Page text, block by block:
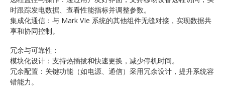
时跟踪发电数据、查看性能指标并调整参数。
集成化通信：与 Mark VIe 系统的其他组件无缝对接，实现数据共
享和协同控制。
冗余与可靠性：
模块化设计：支持热插拔和快速更换，减少停机时间。
冗余配置：关键功能（如电源、通信）采用冗余设计，提升系统容
错能力。